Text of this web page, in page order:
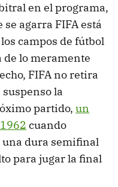
en el programa,
agarra FIFA está
campos de fútbol
de lo meramente
FIFA no retira
la
partido, un
cuando
una dura semifinal
para jugar la final